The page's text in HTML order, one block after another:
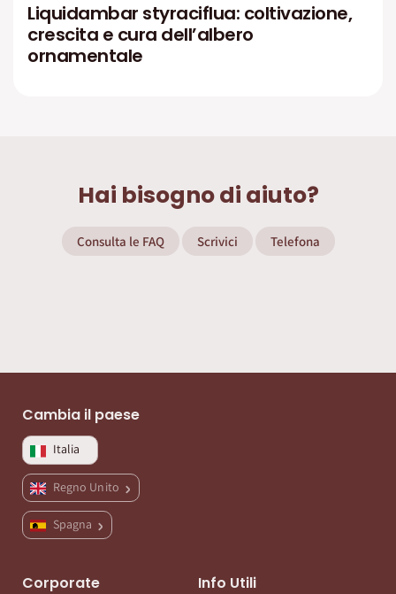
Liquidambar styraciflua: coltivazione,
crescita e cura dell’albero
ornamentale
Hai bisogno di aiuto?
Consulta le FAQ Scrivici Telefona
Cambia il paese
Italia
Regno Unito
Spagna
Corporate Info Utili